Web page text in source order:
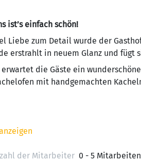
ist’s einfach schön!
Liebe zum Detail wurde der
erstrahlt in neuem Glanz und
erwartet die Gäste ein
mit handgemachten
der Mitarbeiter 0 - 5